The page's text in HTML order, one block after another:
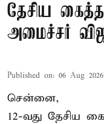
தேசிய
அமைச்சர்
Published on: 06 Aug
சென்னை,
12-வது தேசிய